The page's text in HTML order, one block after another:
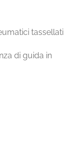
tassellati
di guida in